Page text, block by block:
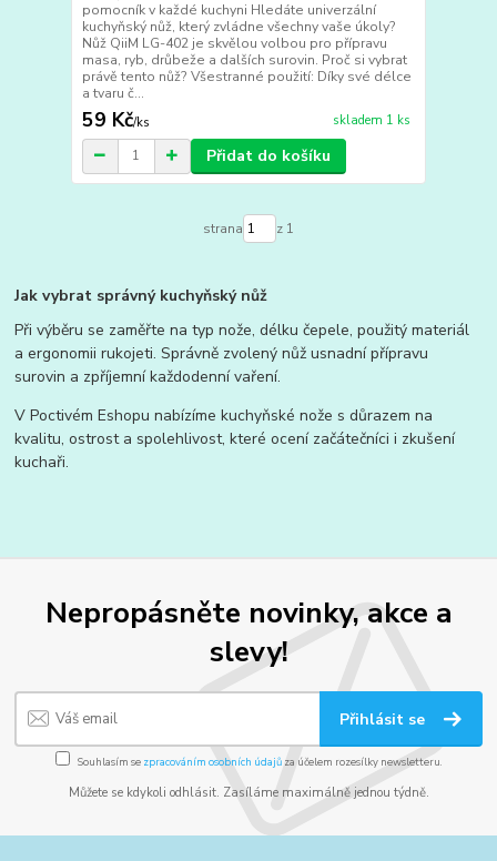
pomocník v každé kuchyni Hledáte univerzální
kuchyňský nůž, který zvládne všechny vaše úkoly?
Nůž QiiM LG-402 je skvělou volbou pro přípravu
masa, ryb, drůbeže a dalších surovin. Proč si vybrat
právě tento nůž? Všestranné použití: Díky své délce
a tvaru č...
59 Kč/ks skladem 1 ks
Přidat do košíku
strana z 1
Jak vybrat správný kuchyňský nůž
Při výběru se zaměřte na typ nože, délku čepele, použitý materiál
a ergonomii rukojeti. Správně zvolený nůž usnadní přípravu
surovin a zpříjemní každodenní vaření.
V Poctivém Eshopu nabízíme kuchyňské nože s důrazem na
kvalitu, ostrost a spolehlivost, které ocení začátečníci i zkušení
kuchaři.
Nepropásněte novinky, akce a
slevy!
Přihlásit se
Souhlasím se zpracováním osobních údajůza účelem rozesílky newsletteru.
Můžete se kdykoli odhlásit. Zasíláme maximálně jednou týdně.